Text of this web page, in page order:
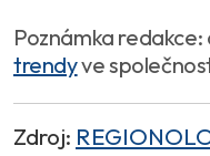
Poznámka
trendyve
Zdroj: